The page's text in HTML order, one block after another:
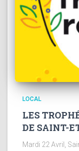
LOCAL
LES
DE SAINT-
Mardi 22 Avril,